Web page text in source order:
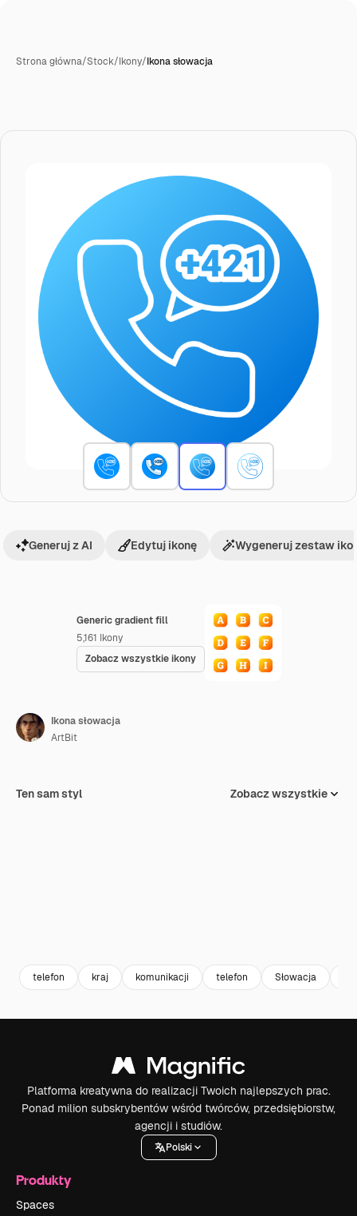
Strona główna/Stock/Ikony/Ikona słowacja
Generic gradient fill
5,161 Ikony
Zobacz wszystkie ikony
Generuj z AI Edytuj ikonę Wygeneruj zestaw
Ikona słowacja
ArtBit
Ten sam styl Zobacz wszystkie
telefon kraj komunikacji telefon Słowacja
Platforma kreatywna do realizacji Twoich najlepszych prac.
Ponad milion subskrybentów wśród twórców, przedsiębiorstw,
agencji i studiów.
Polski
Produkty
Spaces